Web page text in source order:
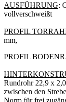
AUSFÜHRUNG:
vollverschweißt
PROFIL
mm,
PROFIL
Rundrohr 22,9 x
zwischen den
Norm für frei